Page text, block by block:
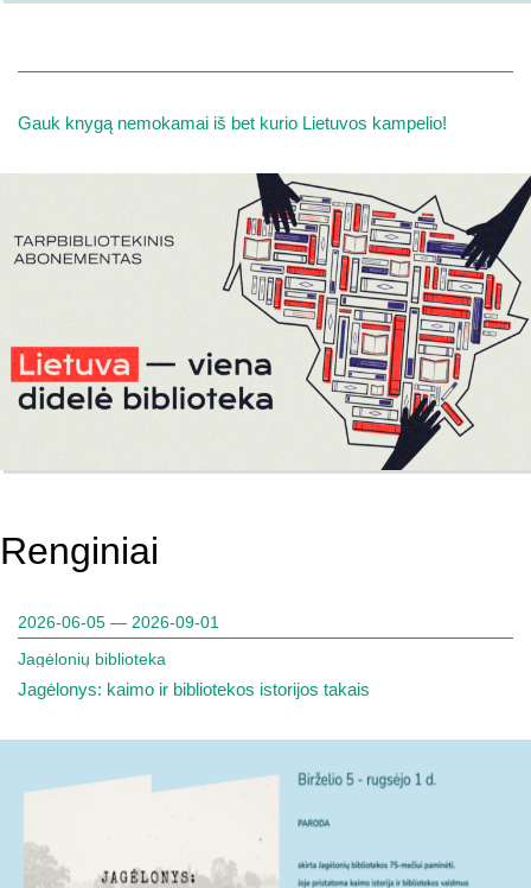
Gauk knygą nemokamai iš bet kurio Lietuvos kampelio!
Renginiai
2026-06-05 — 2026-09-01
Jagėlonių biblioteka
Jagėlonys: kaimo ir bibliotekos istorijos takais